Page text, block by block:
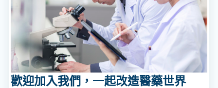
歡迎加入我們，一起改造醫藥世界